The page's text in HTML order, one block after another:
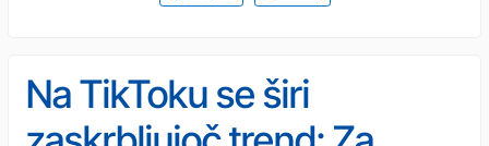
Na TikToku se širi